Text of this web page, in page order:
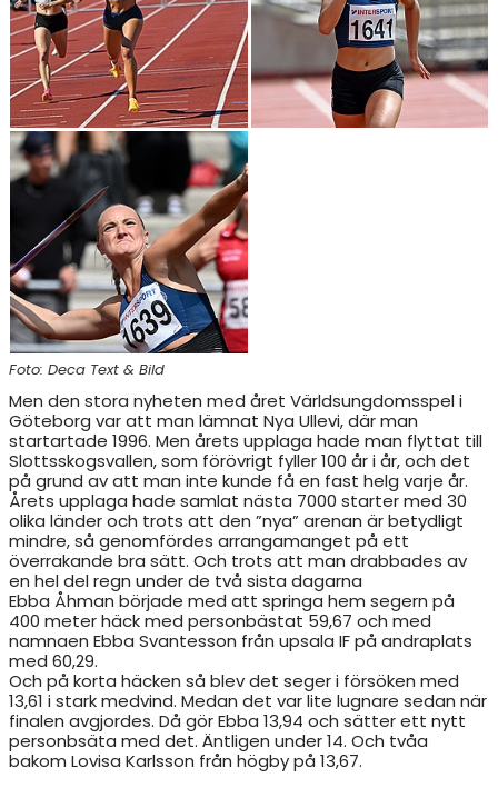
RESULTAT & STATISTIK
NIU BORÅS
MÅNADENS FRIIDROTTARE
Foto: Deca Text & Bild
Men den stora nyheten med året Världsungdomsspel i
Göteborg var att man lämnat Nya Ullevi, där man
startartade 1996. Men årets upplaga hade man flyttat till
Slottsskogsvallen, som förövrigt fyller 100 år i år, och det
på grund av att man inte kunde få en fast helg varje år.
Årets upplaga hade samlat nästa 7000 starter med 30
olika länder och trots att den ”nya” arenan är betydligt
mindre, så genomfördes arrangamanget på ett
överrakande bra sätt. Och trots att man drabbades av
en hel del regn under de två sista dagarna
Ebba Åhman började med att springa hem segern på
400 meter häck med personbästat 59,67 och med
namnaen Ebba Svantesson från upsala IF på andraplats
med 60,29.
Och på korta häcken så blev det seger i försöken med
13,61 i stark medvind. Medan det var lite lugnare sedan när
finalen avgjordes. Då gör Ebba 13,94 och sätter ett nytt
personbsäta med det. Äntligen under 14. Och tvåa
bakom Lovisa Karlsson från högby på 13,67.